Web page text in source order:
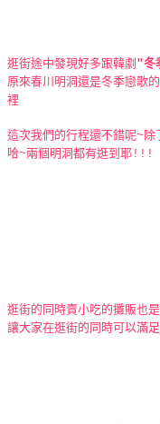
逛街途中發現好多跟韓劇 "冬
原來春川明洞還是冬季戀歌
裡
這次我們的行程還不錯呢~
哈~兩個明洞都有逛到耶!!!
逛街的同時賣小吃的攤販也
讓大家在逛街的同時可以滿